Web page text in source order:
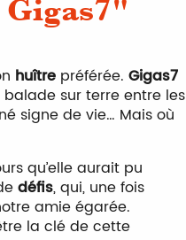
Gigas7"
huître préférée. Gigas7
sur terre entre les
signe de vie… Mais où
qu’elle aurait pu
défis, qui, une fois
amie égarée.
la clé de cette